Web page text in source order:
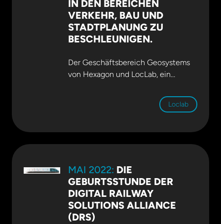
IN DEN BEREICHEN
VERKEHR, BAU UND
STADTPLANUNG ZU
BESCHLEUNIGEN.
Der Geschäftsbereich Geosystems
von Hexagon und LocLab, ein
der Erstellung digitaler 3D-
Zwillingsinhalte, gaben heute eine
bei der sie gemeinsam verschiedene
Branchen mit Smart Digital Realities
Betriebsprozessen unterstützen.
Hexagon News.
Loclab
MAI 2022: DIE
GEBURTSSTUNDE DER
DIGITAL RAILWAY
SOLUTIONS ALLIANCE
(DRS)